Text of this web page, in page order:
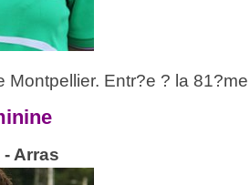
Montpellier. Entr?e ? la
- Arras